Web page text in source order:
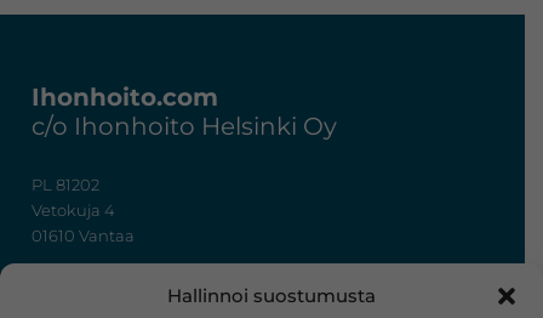
Hallinnoi suostumusta
Ihonhoito.com
c/o Ihonhoito Helsinki Oy
PL 81202
Vetokuja 4
01610 Vantaa